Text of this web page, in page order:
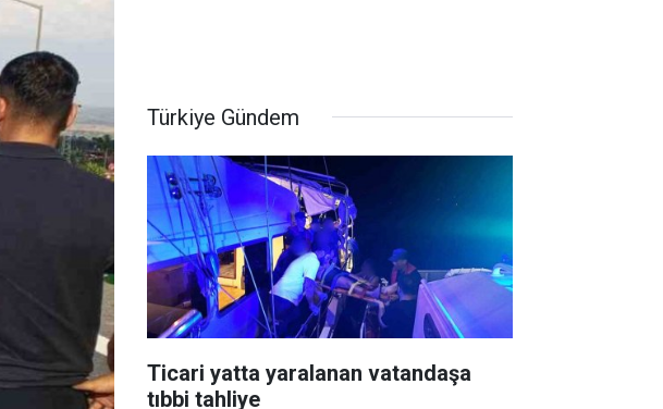
Türkiye Gündem
Ticari yatta yaralanan vatandaşa
tıbbi tahliye